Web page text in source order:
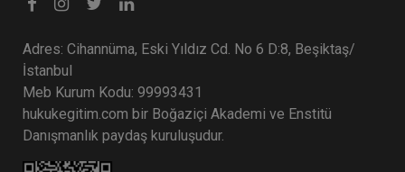
Adres: Cihannüma, Eski Yıldız Cd. No 6 D:8, Beşiktaş/
İstanbul
Meb Kurum Kodu: 99993431
hukukegitim.com bir Boğaziçi Akademi ve Enstitü
Danışmanlık paydaş kuruluşudur.